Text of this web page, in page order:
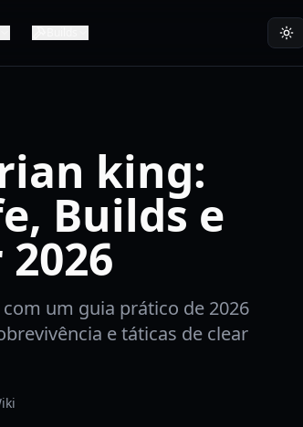
king:
Builds e
um guia prático de 2026
e táticas de clear